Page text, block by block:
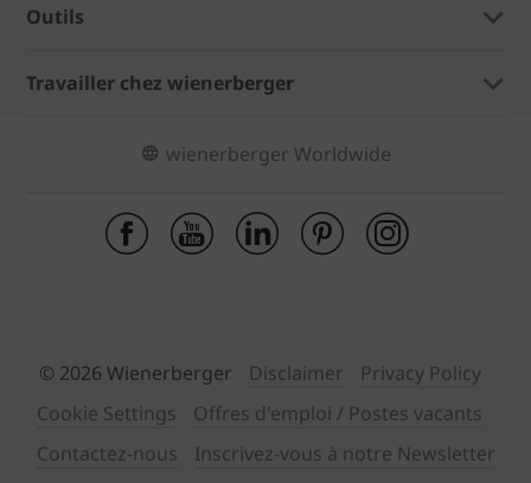
Outils
Travailler chez wienerberger
wienerberger Worldwide
© 2026 Wienerberger Disclaimer
Privacy Policy
Cookie Settings
Offres d'emploi / Postes vacants
Contactez-nous
Inscrivez-vous à notre Newsletter